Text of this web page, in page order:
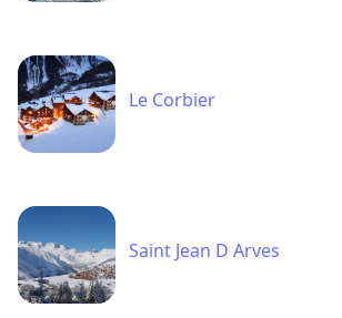
Le Corbier
Saint Jean D Arves